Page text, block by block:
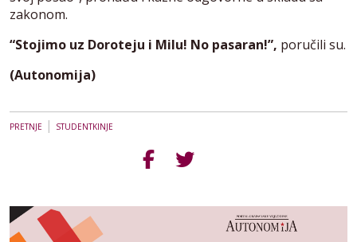
zakonom.
“Stojimo uz Doroteju i Milu! No pasaran!”, poručili su.
(Autonomija)
PRETNJE | STUDENTKINJE